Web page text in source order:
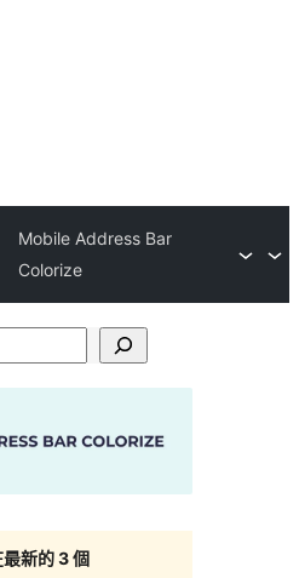
Mobile Address Bar
Colorize
新的 3 個